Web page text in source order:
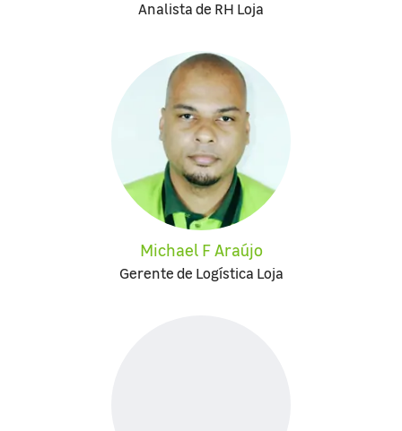
Analista de RH Loja
Michael F Araújo
Gerente de Logística Loja